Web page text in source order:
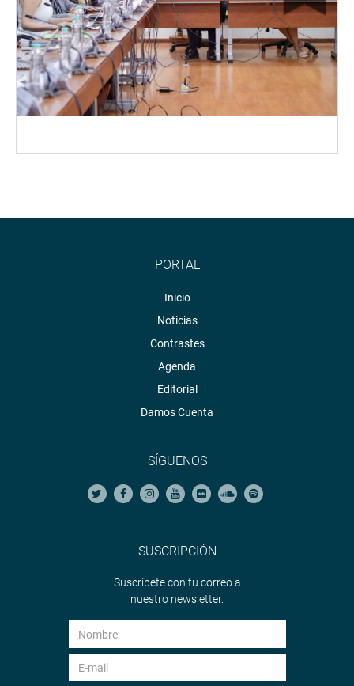
PORTAL
Inicio
Noticias
Contrastes
Agenda
Editorial
Damos Cuenta
SÍGUENOS
SUSCRIPCIÓN
Suscríbete con tu correo a
nuestro newsletter.